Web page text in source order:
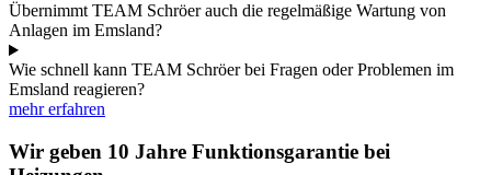
Übernimmt TEAM Schröer auch die regelmäßige Wartung von
Anlagen im Emsland?
Wie schnell kann TEAM Schröer bei Fragen oder Problemen im
Emsland reagieren?
mehr erfahren
Wir geben 10 Jahre Funktions­garantie bei